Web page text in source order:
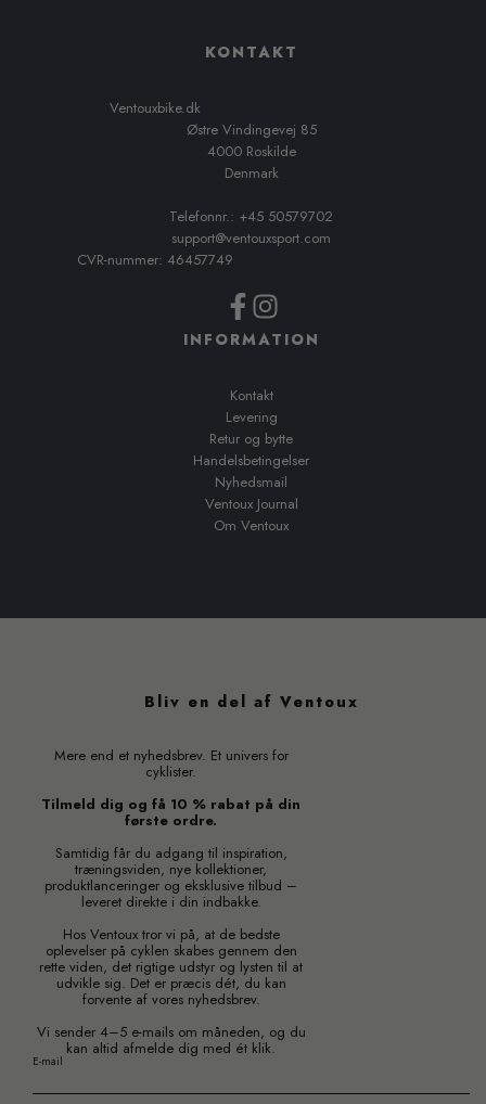
KONTAKT
Ventouxbike.dk
Østre Vindingevej 85
4000 Roskilde
Denmark
Telefonnr.: +45 50579702
support@ventouxsport.com
CVR-nummer: 46457749
INFORMATION
Kontakt
Levering
Retur og bytte
Handelsbetingelser
Nyhedsmail
Ventoux Journal
Om Ventoux
Bliv en del af Ventoux
Mere end et nyhedsbrev. Et univers for
cyklister.
Tilmeld dig og få 10 % rabat på din
første ordre.
Samtidig får du adgang til inspiration,
træningsviden, nye kollektioner,
produktlanceringer og eksklusive tilbud –
leveret direkte i din indbakke.
Hos Ventoux tror vi på, at de bedste
oplevelser på cyklen skabes gennem den
rette viden, det rigtige udstyr og lysten til at
udvikle sig. Det er præcis dét, du kan
forvente af vores nyhedsbrev.
Vi sender 4–5 e-mails om måneden, og du
kan altid afmelde dig med ét klik.
E-mail